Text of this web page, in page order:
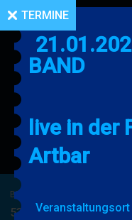
BERRY BLUE & BAND
53. JAZZ Matinee in den
TERMINE
BAND
live in der
Artbar
Veranstaltungsort